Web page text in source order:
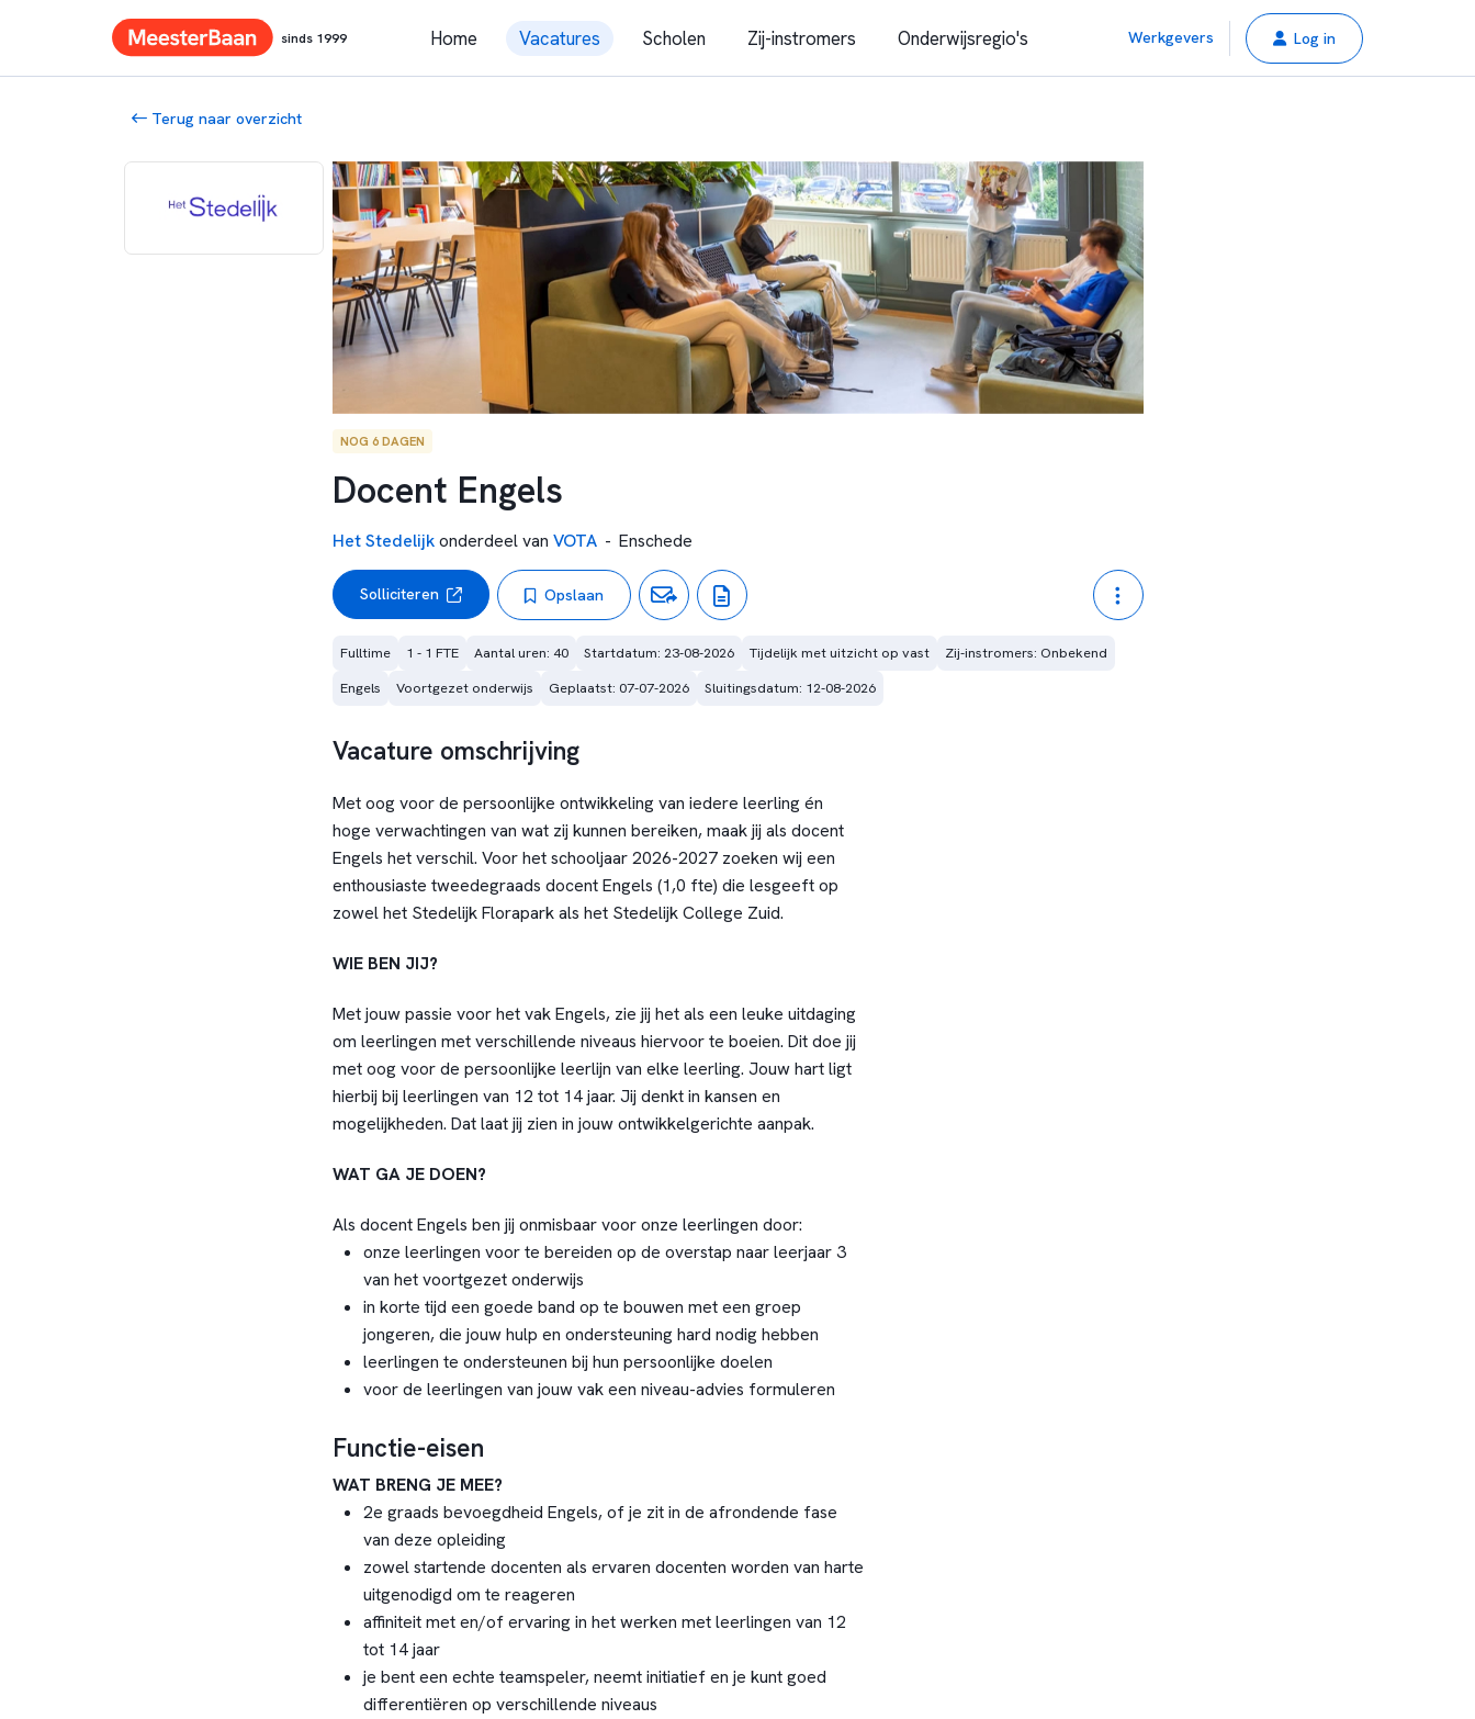
sinds 1999 Home Vacatures Scholen Zij-instromers Onderwijsregio's Werkgevers Log in
Terug naar overzicht
NOG 6 DAGEN
Docent Engels
Het Stedelijkonderdeel van VOTA - Enschede
Solliciteren Opslaan
Fulltime 1 - 1 FTE Aantal uren: 40 Startdatum: 23-08-2026 Tijdelijk met uitzicht op vast
Zij-instromers: Onbekend
Engels
Voortgezet onderwijs Geplaatst: 07-07-2026 Sluitingsdatum: 12-08-2026
Vacature omschrijving
Met oog voor de persoonlijke ontwikkeling van iedere leerling én
hoge verwachtingen van wat zij kunnen bereiken, maak jij als docent
Engels het verschil. Voor het schooljaar 2026-2027 zoeken wij een
enthousiaste tweedegraads docent Engels (1,0 fte) die lesgeeft op
zowel het Stedelijk Florapark als het Stedelijk College Zuid.
WIE BEN JIJ?
Met jouw passie voor het vak Engels, zie jij het als een leuke uitdaging
om leerlingen met verschillende niveaus hiervoor te boeien. Dit doe jij
met oog voor de persoonlijke leerlijn van elke leerling. Jouw hart ligt
hierbij bij leerlingen van 12 tot 14 jaar. Jij denkt in kansen en
mogelijkheden. Dat laat jij zien in jouw ontwikkelgerichte aanpak.
WAT GA JE DOEN?
Als docent Engels ben jij onmisbaar voor onze leerlingen door:
onze leerlingen voor te bereiden op de overstap naar leerjaar 3
van het voortgezet onderwijs
in korte tijd een goede band op te bouwen met een groep
jongeren, die jouw hulp en ondersteuning hard nodig hebben
leerlingen te ondersteunen bij hun persoonlijke doelen
voor de leerlingen van jouw vak een niveau-advies formuleren
Functie-eisen
WAT BRENG JE MEE?
2e graads bevoegdheid Engels, of je zit in de afrondende fase
van deze opleiding
zowel startende docenten als ervaren docenten worden van harte
uitgenodigd om te reageren
affiniteit met en/of ervaring in het werken met leerlingen van 12
tot 14 jaar
je bent een echte teamspeler, neemt initiatief en je kunt goed
differentiëren op verschillende niveaus